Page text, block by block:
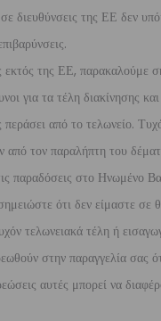
διευθύνσεις της ΕΕ δεν
εκτός της ΕΕ, παρακαλούμε
για τα τέλη διακίνησης
από το τελωνείο.
από τον παραλήπτη του
παραδόσεις στο Ηνωμένο
ότι δεν είμαστε σε
τελωνειακά τέλη ή
στην παραγγελία σας
αυτές μπορεί να